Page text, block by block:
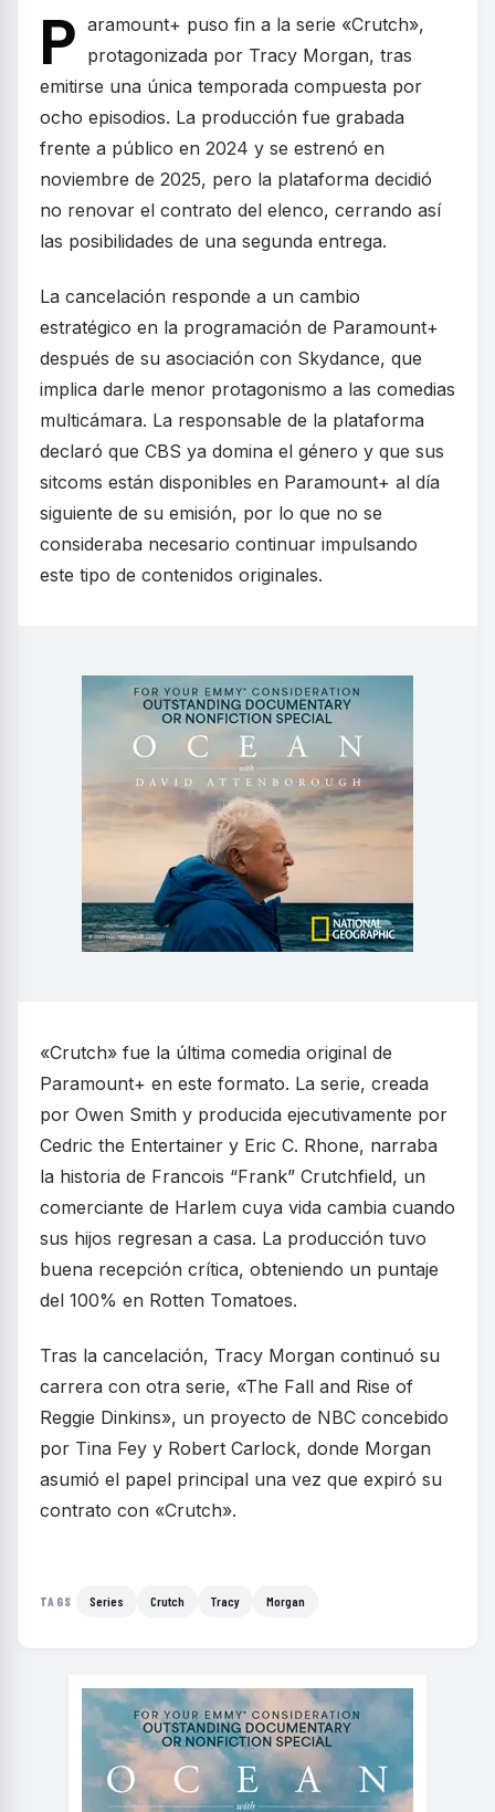
P aramount+ puso fin a la serie «Crutch»,
protagonizada por Tracy Morgan, tras
emitirse una única temporada compuesta por
ocho episodios. La producción fue grabada
frente a público en 2024 y se estrenó en
noviembre de 2025, pero la plataforma decidió
no renovar el contrato del elenco, cerrando así
las posibilidades de una segunda entrega.
La cancelación responde a un cambio
estratégico en la programación de Paramount+
después de su asociación con Skydance, que
implica darle menor protagonismo a las comedias
multicámara. La responsable de la plataforma
declaró que CBS ya domina el género y que sus
sitcoms están disponibles en Paramount+ al día
siguiente de su emisión, por lo que no se
consideraba necesario continuar impulsando
este tipo de contenidos originales.
«Crutch» fue la última comedia original de
Paramount+ en este formato. La serie, creada
por Owen Smith y producida ejecutivamente por
Cedric the Entertainer y Eric C. Rhone, narraba
la historia de Francois “Frank” Crutchfield, un
comerciante de Harlem cuya vida cambia cuando
sus hijos regresan a casa. La producción tuvo
buena recepción crítica, obteniendo un puntaje
del 100% en Rotten Tomatoes.
Tras la cancelación, Tracy Morgan continuó su
carrera con otra serie, «The Fall and Rise of
Reggie Dinkins», un proyecto de NBC concebido
por Tina Fey y Robert Carlock, donde Morgan
asumió el papel principal una vez que expiró su
contrato con «Crutch».
TAGS Series Crutch Tracy Morgan